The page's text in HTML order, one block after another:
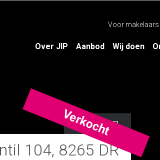
Voor makelaars
Over JIP Aanbod Wij doen
Kampen
Verkocht
104, 8265 DR